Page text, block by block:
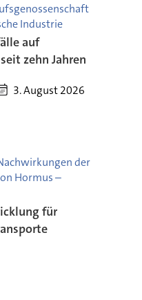
Industrie
auf
zehn Jahren
3. August 2026
der
Hormus –
für